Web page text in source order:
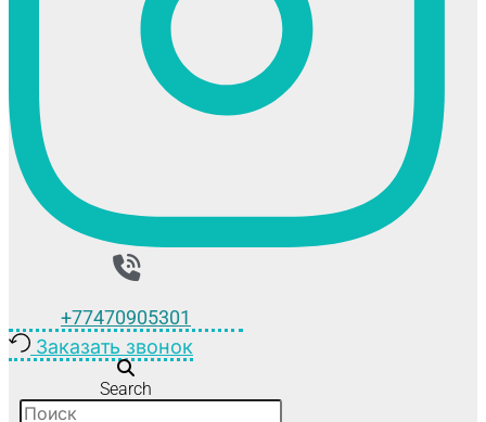
+77470905301
Заказать звонок
Search